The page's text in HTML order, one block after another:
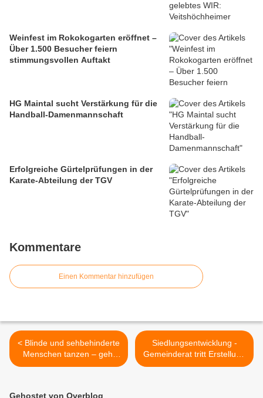
Weinfest im Rokokogarten eröffnet –
Über 1.500 Besucher feiern
stimmungsvollen Auftakt
HG Maintal sucht Verstärkung für die
Handball-Damenmannschaft
Erfolgreiche Gürtelprüfungen in der
Karate-Abteilung der TGV
Kommentare
Einen Kommentar hinzufügen
< Blinde und sehbehinderte
Menschen tanzen – geht
das?
Siedlungsentwicklung -
Gemeinderat tritt Erstellung
eines Strukturplanes für
Gehostet von Overblog